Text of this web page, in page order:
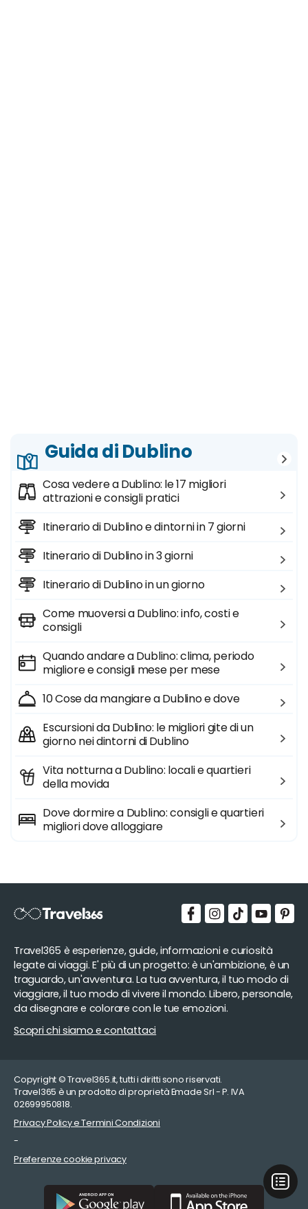
Guida di Dublino
Cosa vedere a Dublino: le 17 migliori
attrazioni e consigli pratici
Itinerario di Dublino e dintorni in 7 giorni
Itinerario di Dublino in 3 giorni
Itinerario di Dublino in un giorno
Come muoversi a Dublino: info, costi e
consigli
Quando andare a Dublino: clima, periodo
migliore e consigli mese per mese
10 Cose da mangiare a Dublino e dove
Escursioni da Dublino: le migliori gite di un
giorno nei dintorni di Dublino
Vita notturna a Dublino: locali e quartieri
della movida
Dove dormire a Dublino: consigli e quartieri
migliori dove alloggiare
Travel365 è esperienze, guide, informazioni e curiosità
legate ai viaggi. E' più di un progetto: è un'ambizione, è un
traguardo, un'avventura. La tua avventura, il tuo modo di
viaggiare, il tuo modo di vivere il mondo. Libero, personale,
da disegnare e colorare con le tue emozioni.
Scopri chi siamo e contattaci
Copyright © Travel365.it, tutti i diritti sono riservati.
Travel365 è un prodotto di proprietà Emade Srl - P. IVA
02699950818.
Privacy Policy e Termini Condizioni
-
Preferenze cookie privacy